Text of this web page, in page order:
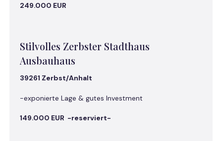
249.000 EUR
Stilvolles Zerbster Stadthaus
Ausbauhaus
39261 Zerbst/Anhalt
-exponierte Lage & gutes Investment
149.000 EUR -reserviert-